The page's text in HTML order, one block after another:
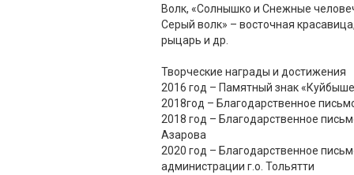
Волк, «Солнышко и Снежные
Серый волк» – восточная
рыцарь и др.
Творческие награды и достижения
2016 год – Памятный знак
2018год – Благодарственное
2018 год – Благодарственное
Азарова
2020 год – Благодарственное
администрации г.о. Тольятти